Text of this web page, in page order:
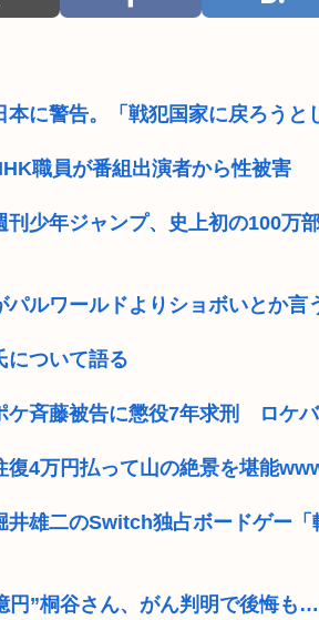
本に警告。「戦犯国家に戻ろうと
職員が番組出演者から性被害
刊少年ジャンプ、史上初の100
パルワールドよりショボいとか
について語る
ケ斉藤被告に懲役7年求刑 ロケ
復4万円払って山の絶景を堪能
井雄二のSwitch独占ボードゲー
円”桐谷さん、がん判明で後悔も